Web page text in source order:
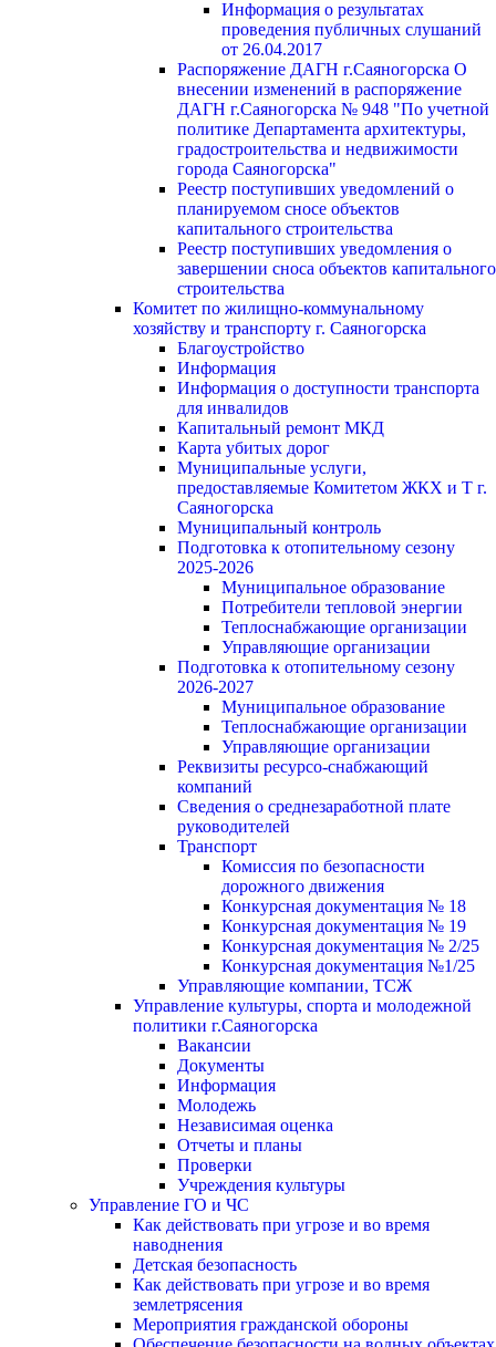
Информация о результатах
проведения публичных слушаний
от 26.04.2017
Распоряжение ДАГН г.Саяногорска О
внесении изменений в распоряжение
ДАГН г.Саяногорска № 948 "По учетной
политике Департамента архитектуры,
градостроительства и недвижимости
города Саяногорска"
Реестр поступивших уведомлений о
планируемом сносе объектов
капитального строительства
Реестр поступивших уведомления о
завершении сноса объектов капитального
строительства
Комитет по жилищно-коммунальному
хозяйству и транспорту г. Саяногорска
Благоустройство
Информация
Информация о доступности транспорта
для инвалидов
Капитальный ремонт МКД
Карта убитых дорог
Муниципальные услуги,
предоставляемые Комитетом ЖКХ и Т г.
Саяногорска
Муниципальный контроль
Подготовка к отопительному сезону
2025-2026
Муниципальное образование
Потребители тепловой энергии
Теплоснабжающие организации
Управляющие организации
Подготовка к отопительному сезону
2026-2027
Муниципальное образование
Теплоснабжающие организации
Управляющие организации
Реквизиты ресурсо-снабжающий
компаний
Сведения о среднезаработной плате
руководителей
Транспорт
Комиссия по безопасности
дорожного движения
Конкурсная документация № 18
Конкурсная документация № 19
Конкурсная документация № 2/25
Конкурсная документация №1/25
Управляющие компании, ТСЖ
Управление культуры, спорта и молодежной
политики г.Саяногорска
Вакансии
Документы
Информация
Молодежь
Независимая оценка
Отчеты и планы
Проверки
Учреждения культуры
Управление ГО и ЧС
Как действовать при угрозе и во время
наводнения
Детская безопасность
Как действовать при угрозе и во время
землетрясения
Мероприятия гражданской обороны